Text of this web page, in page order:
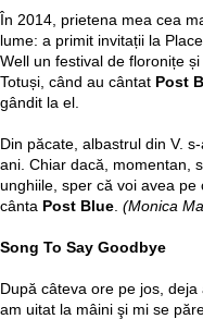
În 2014, prietena mea cea
lume: a primit invitații la
Well un festival de floronițe
Totuși, când au cântat Post
gândit la el.
Din păcate, albastrul din V.
ani. Chiar dacă, momentan,
unghiile, sper că voi avea
cânta Post Blue. (Monica
Song To Say Goodbye
După câteva ore pe jos,
am uitat la mâini şi mi se